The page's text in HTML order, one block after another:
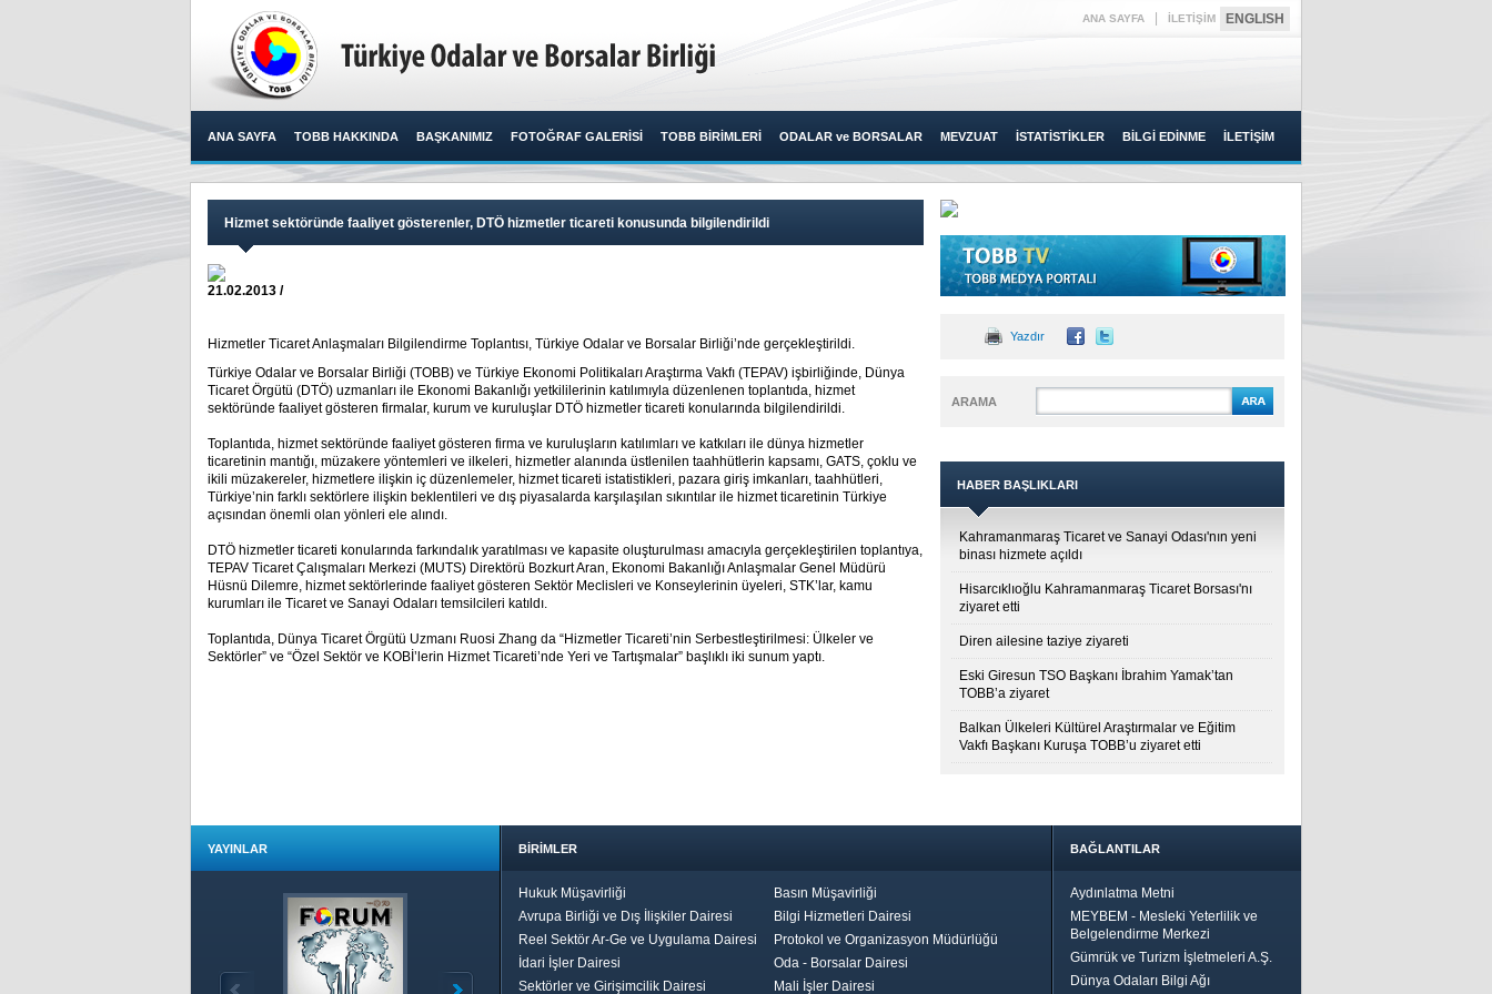
ANA SAYFA İLETİŞİM ENGLISH
ANA SAYFA TOBB HAKKINDA BAŞKANIMIZ FOTOĞRAF GALERİSİ TOBB BİRİMLERİ ODALAR ve BORSALAR MEVZUAT İSTATİSTİKLER BİLGİ EDİNME İLETİŞİM
Hizmet sektöründe faaliyet gösterenler, DTÖ hizmetler ticareti konusunda bilgilendirildi
21.02.2013 /
​ Hizmetler Ticaret Anlaşmaları Bilgilendirme Toplantısı, Türkiye Odalar ve Borsalar Birliği’nde gerçekleştirildi. ​
Türkiye Odalar ve Borsalar Birliği (TOBB) ve Türkiye Ekonomi Politikaları Araştırma Vakfı (TEPAV) işbirliğinde, Dünya
Ticaret Örgütü (DTÖ) uzmanları ile Ekonomi Bakanlığı yetkililerinin katılımıyla düzenlenen toplantıda, hizmet
sektöründe faaliyet gösteren firmalar, kurum ve kuruluşlar DTÖ hizmetler ticareti konularında bilgilendirildi.
Toplantıda, hizmet sektöründe faaliyet gösteren firma ve kuruluşların katılımları ve katkıları ile dünya hizmetler
ticaretinin mantığı, müzakere yöntemleri ve ilkeleri, hizmetler alanında üstlenilen taahhütlerin kapsamı, GATS, çoklu ve
ikili müzakereler, hizmetlere ilişkin iç düzenlemeler, hizmet ticareti istatistikleri, pazara giriş imkanları, taahhütleri,
Türkiye’nin farklı sektörlere ilişkin beklentileri ve dış piyasalarda karşılaşılan sıkıntılar ile hizmet ticaretinin Türkiye
açısından önemli olan yönleri ele alındı.
DTÖ hizmetler ticareti konularında farkındalık yaratılması ve kapasite oluşturulması amacıyla gerçekleştirilen toplantıya,
TEPAV Ticaret Çalışmaları Merkezi (MUTS) Direktörü Bozkurt Aran, Ekonomi Bakanlığı Anlaşmalar Genel Müdürü
Hüsnü Dilemre, hizmet sektörlerinde faaliyet gösteren Sektör Meclisleri ve Konseylerinin üyeleri, STK’lar, kamu
kurumları ile Ticaret ve Sanayi Odaları temsilcileri katıldı.
Toplantıda, Dünya Ticaret Örgütü Uzmanı Ruosi Zhang da “Hizmetler Ticareti’nin Serbestleştirilmesi: Ülkeler ve
Sektörler” ve “Özel Sektör ve KOBİ’lerin Hizmet Ticareti’nde Yeri ve Tartışmalar” başlıklı iki sunum yaptı.
Yazdır
ARAMA
HABER BAŞLIKLARI
Kahramanmaraş Ticaret ve Sanayi Odası'nın yeni
binası hizmete açıldı
Hisarcıklıoğlu Kahramanmaraş Ticaret Borsası'nı
ziyaret etti
Diren ailesine taziye ziyareti
Eski Giresun TSO Başkanı İbrahim Yamak’tan
TOBB’a ziyaret
Balkan Ülkeleri Kültürel Araştırmalar ve Eğitim
Vakfı Başkanı Kuruşa TOBB’u ziyaret etti
YAYINLAR BİRİMLER
Hukuk Müşavirliği
Basın Müşavirliği
Avrupa Birliği ve Dış İlişkiler Dairesi
Bilgi Hizmetleri Dairesi
Reel Sektör Ar-Ge ve Uygulama Dairesi
Protokol ve Organizasyon Müdürlüğü
İdari İşler Dairesi
Oda - Borsalar Dairesi
Sektörler ve Girişimcilik Dairesi
Mali İşler Dairesi
BAĞLANTILAR
Aydınlatma Metni
MEYBEM - Mesleki Yeterlilik ve
Belgelendirme Merkezi
Gümrük ve Turizm İşletmeleri A.Ş.
Dünya Odaları Bilgi Ağı